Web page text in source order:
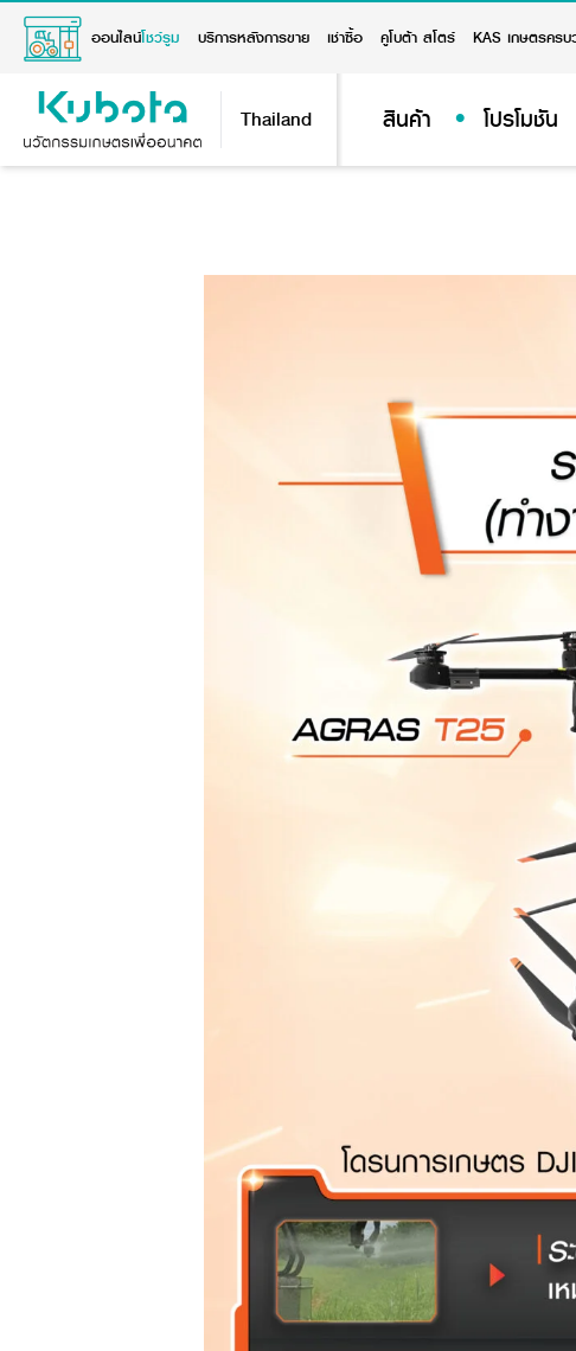
ออนไลน์โชว์รูม บริการหลังการขาย เช่าซื้อ คูโบต้า สโตร์ KAS เกษตรคร
Thailand สินค้า โปรโมชัน